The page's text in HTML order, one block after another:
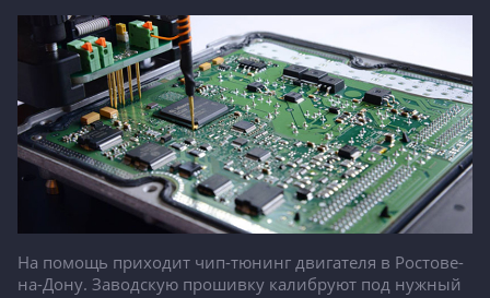
На помощь приходит чип-тюнинг двигателя в Ростове-
на-Дону. Заводскую прошивку калибруют под нужный